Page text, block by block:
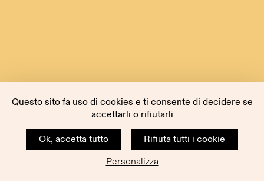
Questo sito fa uso di cookies e ti consente di decidere se
accettarli o rifiutarli
Ok, accetta tutto
Rifiuta tutti i cookie
Personalizza